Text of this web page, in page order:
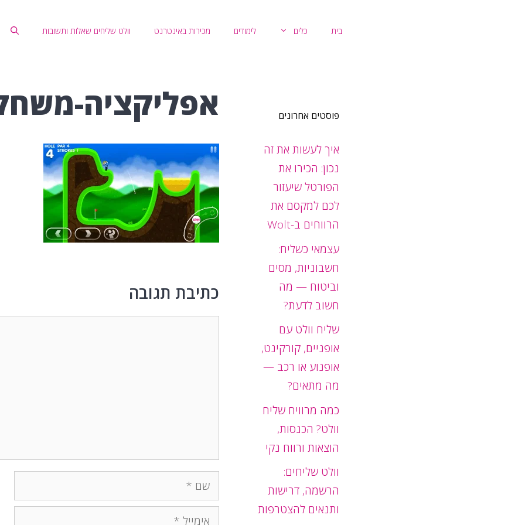
בית כלים לימודים מכירות באינטרנט וולט שליחים שאלות ותשובות
אפליקציה-
כתיבת תגובה
שם
אימייל
פוסטים אחרונים
איך לעשות את זה
נכון: הכירו את
הפורטל שיעזור
לכם למקסם את
הרווחים ב-Wolt
עצמאי כשליח:
חשבוניות, מסים
וביטוח — מה
חשוב לדעת?
שליח וולט עם
אופניים, קורקינט,
אופנוע או רכב —
מה מתאים?
כמה מרוויח שליח
וולט? הכנסות,
הוצאות ורווח נקי
וולט שליחים:
הרשמה, דרישות
ותנאים להצטרפות